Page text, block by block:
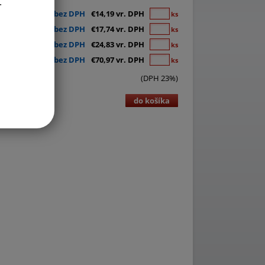
€11,54 bez DPH €14,19 vr. DPH ks
€14,42 bez DPH €17,74 vr. DPH ks
€20,19 bez DPH €24,83 vr. DPH ks
€57,70 bez DPH €70,97 vr. DPH ks
(DPH 23%)
do košíka